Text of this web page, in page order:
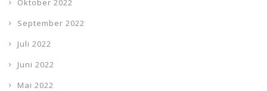
Oktober 2022
September 2022
Juli 2022
Juni 2022
Mai 2022